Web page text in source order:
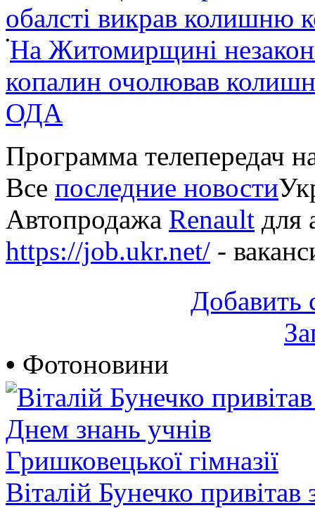
обалсті викрав колишню
•На Житомирщині
копалин очолював
ОДА
Программа телепередач
Все последние новости
Автопродажа Renault для
https://job.ukr.net/ -
Добавить
• Фотоновини
Віталій Бунечко